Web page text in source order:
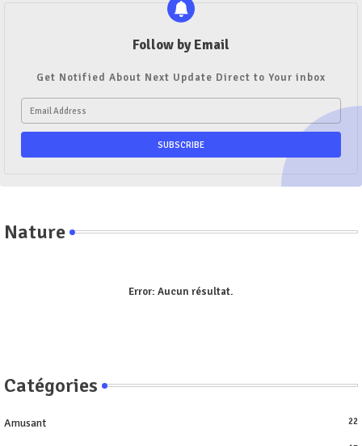
Follow by Email
Get Notified About Next Update Direct to Your inbox
Nature
Error: Aucun résultat.
Catégories
Amusant 22